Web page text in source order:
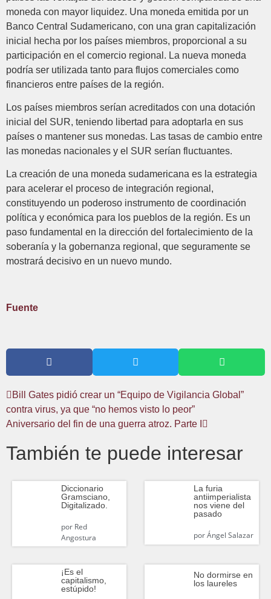
moneda con mayor liquidez. Una moneda emitida por un
Banco Central Sudamericano, con una gran capitalización
inicial hecha por los países miembros, proporcional a su
participación en el comercio regional. La nueva moneda
podría ser utilizada tanto para flujos comerciales como
financieros entre países de la región.
Los países miembros serían acreditados con una dotación
inicial del SUR, teniendo libertad para adoptarla en sus
países o mantener sus monedas. Las tasas de cambio entre
las monedas nacionales y el SUR serían fluctuantes.
La creación de una moneda sudamericana es la estrategia
para acelerar el proceso de integración regional,
constituyendo un poderoso instrumento de coordinación
política y económica para los pueblos de la región. Es un
paso fundamental en la dirección del fortalecimiento de la
soberanía y la gobernanza regional, que seguramente se
mostrará decisivo en un nuevo mundo.
Fuente
Bill Gates pidió crear un “Equipo de Vigilancia Global”
contra virus, ya que “no hemos visto lo peor”
Aniversario del fin de una guerra atroz. Parte I
También te puede interesar
Diccionario
Gramsciano,
Digitalizado.
porRed
Angostura
La furia
antiimperialista
nos viene del
pasado
porÁngel Salazar
¡Es el
capitalismo,
estúpido!
No dormirse en
los laureles